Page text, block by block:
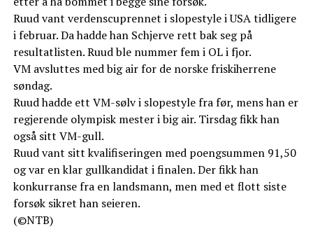
Ruud vant verdenscuprennet i slopestyle i USA tidligere
i februar. Da hadde han Schjerve rett bak seg på
resultatlisten. Ruud ble nummer fem i OL i fjor.
VM avsluttes med big air for de norske friskiherrene
søndag.
Ruud hadde ett VM-sølv i slopestyle fra før, mens han er
regjerende olympisk mester i big air. Tirsdag fikk han
også sitt VM-gull.
Ruud vant sitt kvalifiseringen med poengsummen 91,50
og var en klar gullkandidat i finalen. Der fikk han
konkurranse fra en landsmann, men med et flott siste
forsøk sikret han seieren.
(©NTB)